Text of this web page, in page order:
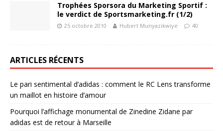
Trophées Sporsora du Marketing Sportif :
le verdict de Sportsmarketing.fr (1/2)
25 octobre 2010 Hubert Munyazikwiye 40
ARTICLES RÉCENTS
Le pari sentimental d’adidas : comment le RC Lens transforme
un maillot en histoire d’amour
Pourquoi l’affichage monumental de Zinedine Zidane par
adidas est de retour à Marseille